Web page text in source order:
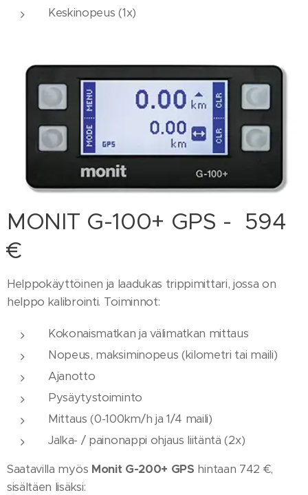
Keskinopeus (1x)
MONIT G-100+ GPS - 594
€
Helppokäyttöinen ja laadukas trippimittari, jossa on
helppo kalibrointi. Toiminnot:
Kokonaismatkan ja välimatkan mittaus
Nopeus, maksiminopeus (kilometri tai maili)
Ajanotto
Pysäytystoiminto
Mittaus (0-100km/h ja 1/4 maili)
Jalka- / painonappi ohjaus liitäntä (2x)
Saatavilla myös Monit G-200+ GPS hintaan 742 €,
sisältäen lisäksi: